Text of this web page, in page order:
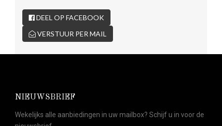
DEEL OP FACEBOOK
VERSTUUR PER MAIL
NIEUWSBRIEF
Wekelijks alle aanbiedingen in uw mailbox? Schijf u in voor de